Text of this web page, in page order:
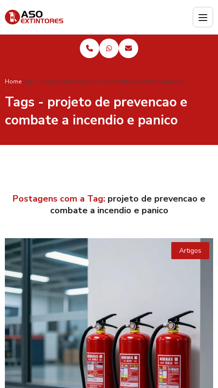
HomeTags - projeto de prevencao e combate a incendio e panico
Tags - projeto de prevencao e
combate a incendio e panico
Postagens com a Tag: projeto de prevencao e
combate a incendio e panico
Artigos